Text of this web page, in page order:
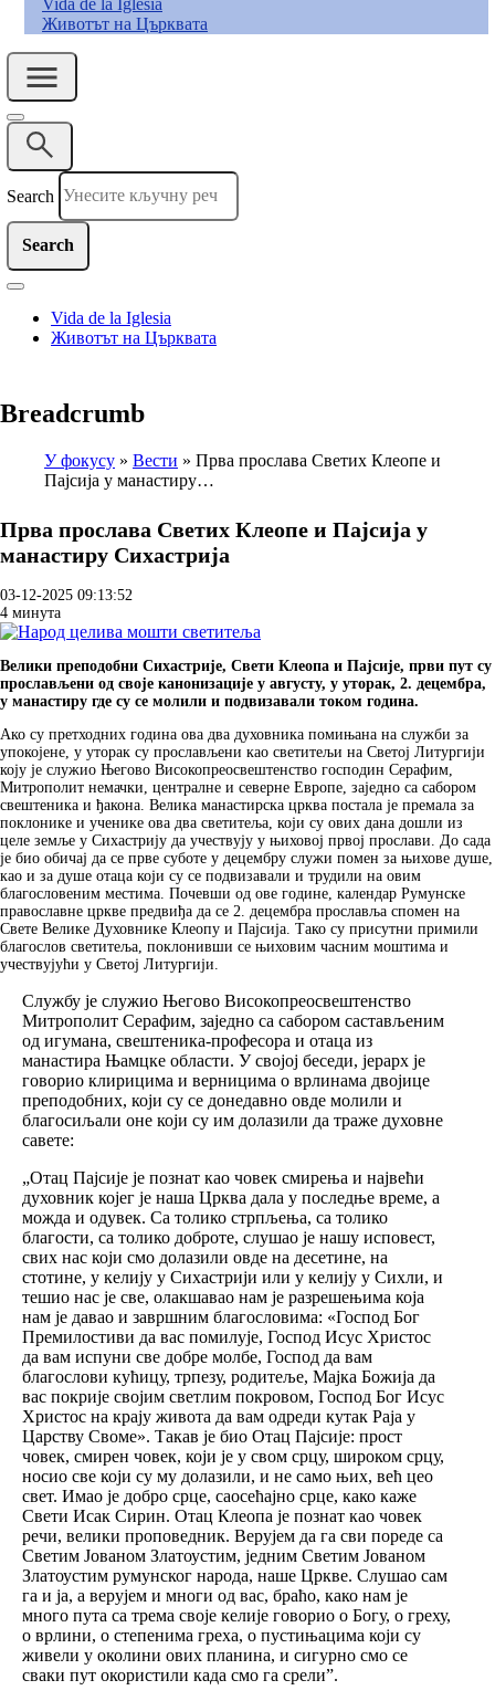
Животът на Църквата
Search
Vida de la Iglesia
Животът на Църквата
Breadcrumb
У фокусу Вести
Прва прослава Светих Клеопе и
Пајсија у манастиру…
Прва прослава Светих Клеопе и Пајсија у
манастиру Сихастрија
03-12-2025 09:13:52
4 минута
Велики преподобни Сихастрије, Свети Клеопа и Пајсије, први пут су
прослављени од своје канонизације у августу, у уторак, 2. децембра,
у манастиру где су се молили и подвизавали током година.
Ако су претходних година ова два духовника помињана на служби за
упокојене, у уторак су прослављени као светитељи на Светој Литургији
коју је служио Његово Високопреосвештенство господин Серафим,
Митрополит немачки, централне и северне Европе, заједно са сабором
свештеника и ђакона. Велика манастирска црква постала је премала за
поклонике и ученике ова два светитеља, који су ових дана дошли из
целе земље у Сихастрију да учествују у њиховој првој прослави. До сада
је био обичај да се прве суботе у децембру служи помен за њихове душе,
као и за душе отаца који су се подвизавали и трудили на овим
благословеним местима. Почевши од ове године, календар Румунске
православне цркве предвиђа да се 2. децембра прославља спомен на
Свете Велике Духовнике Клеопу и Пајсија. Тако су присутни примили
благослов светитеља, поклонивши се њиховим часним моштима и
учествујући у Светој Литургији.
Службу је служио Његово Високопреосвештенство
Митрополит Серафим, заједно са сабором састављеним
од игумана, свештеника-професора и отаца из
манастира Њамцке области. У својој беседи, јерарх је
говорио клирицима и верницима о врлинама двојице
преподобних, који су се донедавно овде молили и
благосиљали оне који су им долазили да траже духовне
савете:
„Отац Пајсије је познат као човек смирења и највећи
духовник којег је наша Црква дала у последње време, а
можда и одувек. Са толико стрпљења, са толико
благости, са толико доброте, слушао је нашу исповест,
свих нас који смо долазили овде на десетине, на
стотине, у келију у Сихастрији или у келију у Сихли, и
тешио нас је све, олакшавао нам је разрешењима која
нам је давао и завршним благословима: «Господ Бог
Премилостиви да вас помилује, Господ Исус Христос
да вам испуни све добре молбе, Господ да вам
благослови кућицу, трпезу, родитеље, Мајка Божија да
вас покрије својим светлим покровом, Господ Бог Исус
Христос на крају живота да вам одреди кутак Раја у
Царству Своме». Такав је био Отац Пајсије: прост
човек, смирен човек, који је у свом срцу, широком срцу,
носио све који су му долазили, и не само њих, већ цео
свет. Имао је добро срце, саосећајно срце, како каже
Свети Исак Сирин. Отац Клеопа је познат као човек
речи, велики проповедник. Верујем да га сви пореде са
Светим Јованом Златоустим, једним Светим Јованом
Златоустим румунског народа, наше Цркве. Слушао сам
га и ја, а верујем и многи од вас, браћо, како нам је
много пута са трема своје келије говорио о Богу, о греху,
о врлини, о степенима греха, о пустињацима који су
живели у околини ових планина, и сигурно смо се
сваки пут окористили када смо га срели”.